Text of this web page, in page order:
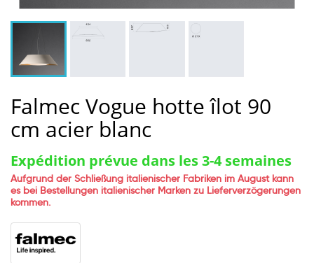
Falmec Vogue hotte îlot 90
cm acier blanc
Expédition prévue dans les 3-4 semaines
Aufgrund der Schließung italienischer Fabriken im August kann
es bei Bestellungen italienischer Marken zu Lieferverzögerungen
kommen.